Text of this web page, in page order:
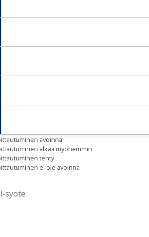
avoinna
alkaa myöhemmin
tehty
ei ole avoinna
syöte